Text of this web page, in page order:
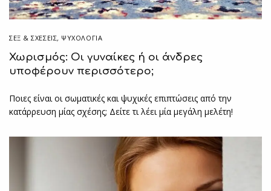
ΣΕΞ & ΣΧΈΣΕΙΣ, ΨΥΧΟΛΟΓΙΑ
Χωρισμός: Οι γυναίκες ή οι άνδρες
υποφέρουν περισσότερο;
Ποιες είναι οι σωματικές και ψυχικές επιπτώσεις από την
κατάρρευση μίας σχέσης; Δείτε τι λέει μία μεγάλη μελέτη!